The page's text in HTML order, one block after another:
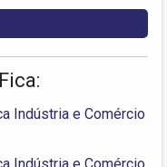
Indústria e Comércio
Indústria e Comércio